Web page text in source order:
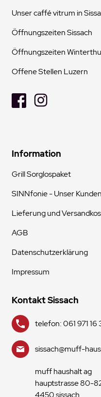
Unser caffé vitrum in
Öffnungszeiten Sissach
Öffnungszeiten
Offene Stellen Luzern
Information
Grill Sorglospaket
SINNfonie - Unser
Lieferung und
AGB
Datenschutzerklärung
Impressum
Kontakt Sissach
telefon: 061 971 16
sissach@muff-
muff haushalt ag
hauptstrasse 80-
4450 sissach